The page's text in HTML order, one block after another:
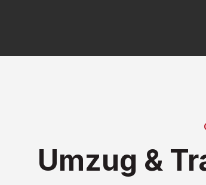
Umzug &